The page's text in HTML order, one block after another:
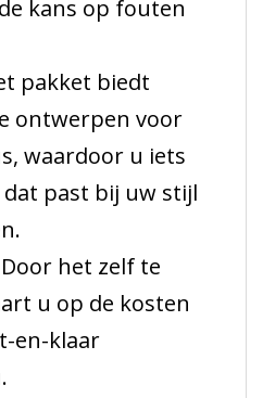
kans op fouten
pakket biedt
ontwerpen voor
waardoor u iets
past bij uw stijl
het zelf te
u op de kosten
en-klaar